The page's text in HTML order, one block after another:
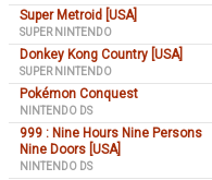
Super Metroid [USA]
SUPER NINTENDO
Donkey Kong Country [USA]
SUPER NINTENDO
Pokémon Conquest
NINTENDO DS
999 : Nine Hours Nine Persons
Nine Doors [USA]
NINTENDO DS